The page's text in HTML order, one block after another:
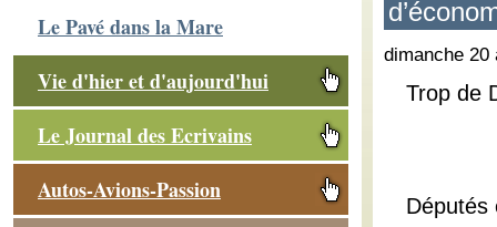
Le Pavé dans la Mare
Vie d'hier et d'aujourd'hui
Le Journal des Ecrivains
Autos-Avions-Passion
dimanche 20
Trop de
Députés